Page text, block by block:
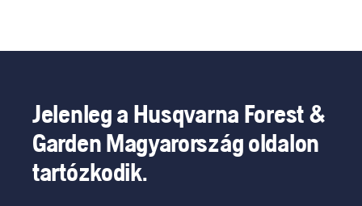
Jelenleg a Husqvarna Forest &
Garden Magyarország oldalon
tartózkodik.